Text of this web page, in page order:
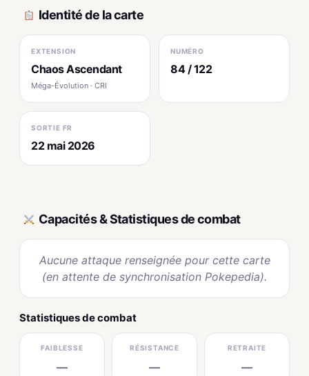
Identité de la carte
EXTENSION
Chaos Ascendant
Méga-Évolution · CRI
NUMÉRO
84 / 122
SORTIE FR
22 mai 2026
Capacités & Statistiques de combat
Aucune attaque renseignée pour cette carte
(en attente de synchronisation Pokepedia).
Statistiques de combat
FAIBLESSE
—
RÉSISTANCE
—
RETRAITE
—